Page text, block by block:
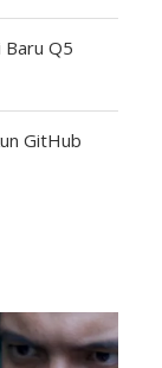
Baru Q5
GitHub